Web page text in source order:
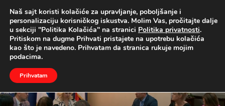
UŽIVO
Naslovna Vesti Vesti iz Republike
Naš sajt koristi kolačiće za upravljanje, poboljšanje i
personalizaciju korisničkog iskustva. Molim Vas, pročitajte dalje
u sekciji "Politika Kolačića" na stranici Politika privatnosti.
Pritiskom na dugme Prihvati pristajete na upotrebu kolačića
kao što je navedeno. Prihvatam da stranica rukuje mojim
podacima.
Prihvatam